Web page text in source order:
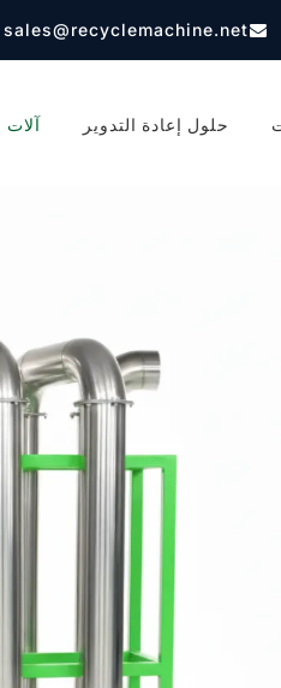
sales@recyclemachine.net
حلول إعادة التدوير آلات